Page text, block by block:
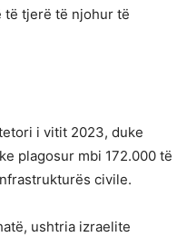
të tjerë të njohur të
i vitit 2023, duke
plagosur mbi 172.000 të
civile.
ushtria izraelite